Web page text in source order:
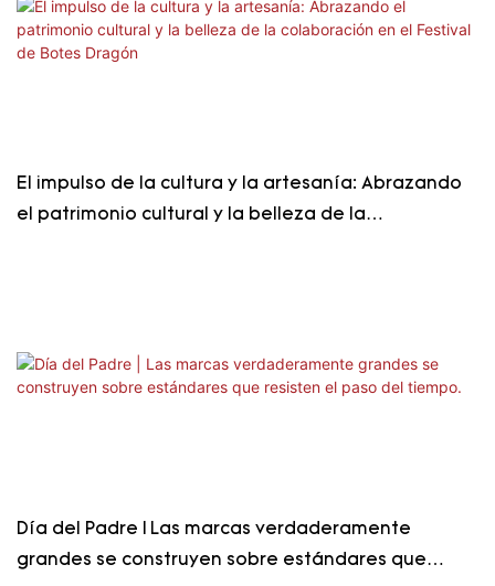
El impulso de la cultura y la artesanía: Abrazando
el patrimonio cultural y la belleza de la
Día del Padre | Las marcas verdaderamente
grandes se construyen sobre estándares que